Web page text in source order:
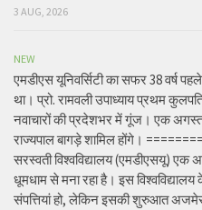
3 AUG, 2026
NEW
एमडीएस यूनिवर्सिटी का सफर 38
था। प्रो. रामवली उपाध्याय प्रथम
नवाचारों की प्रदेशभर में गूंज। एक अगस्त
राज्यपाल बागड़े शामिल होंगे।
सरस्वती विश्वविद्यालय (एमडीएसयू) एक
धूमधाम से मना रहा है। इस
संपत्तियां हो, लेकिन इसकी शुरुआत